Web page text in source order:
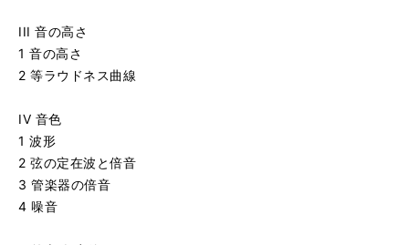
III 音の高さ
1 音の高さ
2 等ラウドネス曲線
IV 音色
1 波形
2 弦の定在波と倍音
3 管楽器の倍音
4 噪音